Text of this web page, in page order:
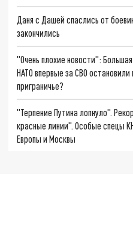
Даня с Дашей спаслись от
закончились
"Очень плохие новости":
НАТО впервые за СВО
приграничье?
"Терпение Путина лопнуло".
красные линии". Особые спецы
Европы и Москвы